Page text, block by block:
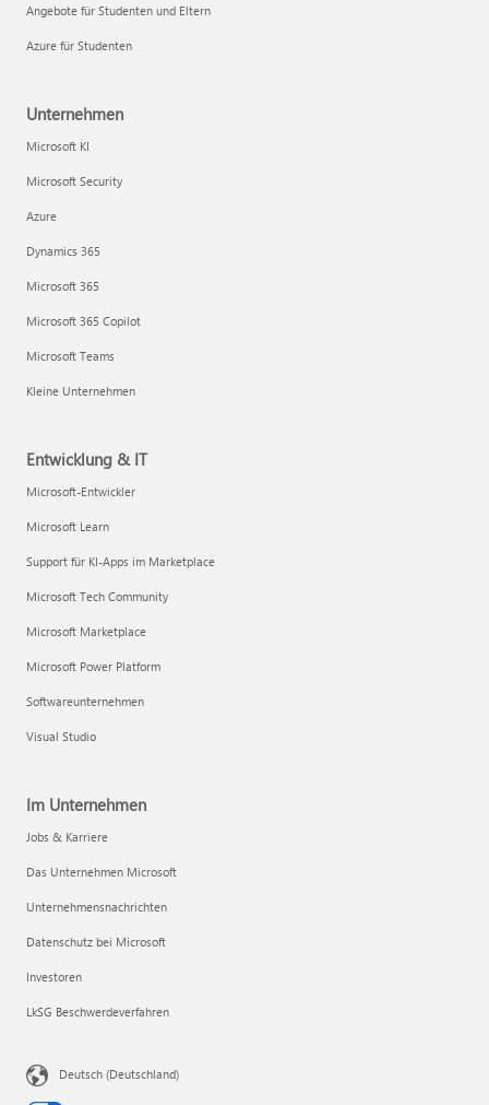
Angebote für Studenten und Eltern
Azure für Studenten
Unternehmen
Microsoft KI
Microsoft Security
Azure
Dynamics 365
Microsoft 365
Microsoft 365 Copilot
Microsoft Teams
Kleine Unternehmen
Entwicklung & IT
Microsoft-Entwickler
Microsoft Learn
Support für KI-Apps im Marketplace
Microsoft Tech Community
Microsoft Marketplace
Microsoft Power Platform
Softwareunternehmen
Visual Studio
Im Unternehmen
Jobs & Karriere
Das Unternehmen Microsoft
Unternehmensnachrichten
Datenschutz bei Microsoft
Investoren
LkSG Beschwerdeverfahren
Deutsch (Deutschland)